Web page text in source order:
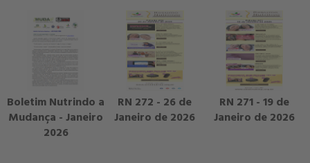
Boletim Nutrindo a
Mudança - Janeiro
2026
RN 272 - 26 de
Janeiro de 2026
RN 271 - 19 de
Janeiro de 2026